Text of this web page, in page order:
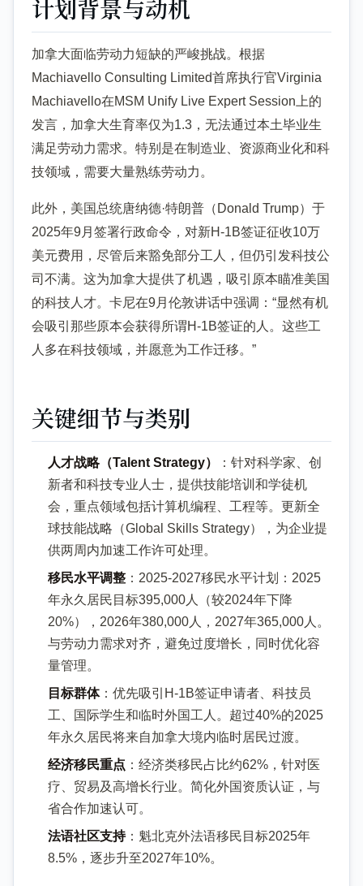
计划背景与动机
加拿大面临劳动力短缺的严峻挑战。根据
Machiavello Consulting Limited首席执行官Virginia
Machiavello在MSM Unify Live Expert Session上的
发言，加拿大生育率仅为1.3，无法通过本土毕业生
满足劳动力需求。特别是在制造业、资源商业化和科
技领域，需要大量熟练劳动力。
此外，美国总统唐纳德·特朗普（Donald Trump）于
2025年9月签署行政命令，对新H-1B签证征收10万
美元费用，尽管后来豁免部分工人，但仍引发科技公
司不满。这为加拿大提供了机遇，吸引原本瞄准美国
的科技人才。卡尼在9月伦敦讲话中强调：“显然有机
会吸引那些原本会获得所谓H-1B签证的人。这些工
人多在科技领域，并愿意为工作迁移。”
关键细节与类别
人才战略（Talent Strategy）
：针对科学家、创
新者和科技专业人士，提供技能培训和学徒机
会，重点领域包括计算机编程、工程等。更新全
球技能战略（Global Skills Strategy），为企业提
供两周内加速工作许可处理。
移民水平调整 ：2025-2027移民水平计划：2025
年永久居民目标395,000人（较2024年下降
20%），2026年380,000人，2027年365,000人。
与劳动力需求对齐，避免过度增长，同时优化容
量管理。
目标群体：优先吸引H-1B签证申请者、科技员
工、国际学生和临时外国工人。超过40%的2025
年永久居民将来自加拿大境内临时居民过渡。
经济移民重点 ：经济类移民占比约62%，针对医
疗、贸易及高增长行业。简化外国资质认证，与
省合作加速认可。
法语社区支持：魁北克外法语移民目标2025年
8.5%，逐步升至2027年10%。